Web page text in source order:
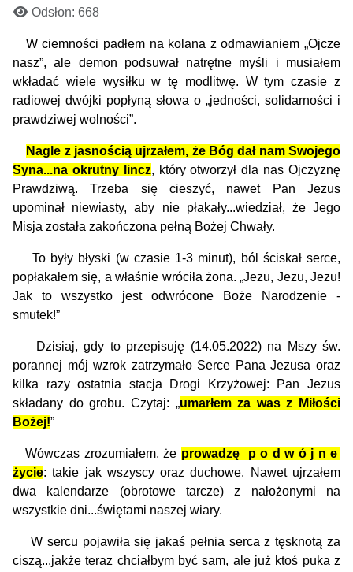
Odsłon: 668
W ciemności padłem na kolana z odmawianiem „Ojcze
nasz”, ale demon podsuwał natrętne myśli i musiałem
wkładać wiele wysiłku w tę modlitwę. W tym czasie z
radiowej dwójki popłyną słowa o „jedności, solidarności i
prawdziwej wolności”.
Nagle z jasnością ujrzałem, że Bóg dał nam Swojego
Syna...na okrutny lincz, który otworzył dla nas Ojczyznę
Prawdziwą. Trzeba się cieszyć, nawet Pan Jezus
upominał niewiasty, aby nie płakały...wiedział, że Jego
Misja została zakończona pełną Bożej Chwały.
To były błyski (w czasie 1-3 minut), ból ściskał serce,
popłakałem się, a właśnie wróciła żona. „Jezu, Jezu, Jezu!
Jak to wszystko jest odwrócone Boże Narodzenie -
smutek!”
Dzisiaj, gdy to przepisuję (14.05.2022) na Mszy św.
porannej mój wzrok zatrzymało Serce Pana Jezusa oraz
kilka razy ostatnia stacja Drogi Krzyżowej: Pan Jezus
składany do grobu. Czytaj: „umarłem za was z Miłości
Bożej!”
Wówczas zrozumiałem, że prowadzę p o d w ó j n e
życie: takie jak wszyscy oraz duchowe. Nawet ujrzałem
dwa kalendarze (obrotowe tarcze) z nałożonymi na
wszystkie dni...świętami naszej wiary.
W sercu pojawiła się jakaś pełnia serca z tęsknotą za
ciszą...jakże teraz chciałbym być sam, ale już ktoś puka z